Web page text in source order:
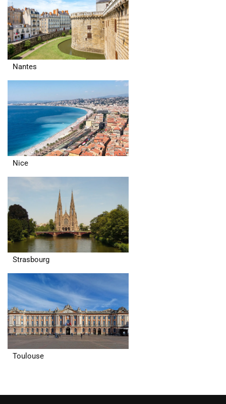
Nantes
Nice
Strasbourg
Toulouse